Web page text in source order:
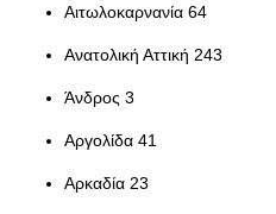
Αιτωλοκαρνανία 64
Ανατολική Αττική 243
Άνδρος 3
Αργολίδα 41
Αρκαδία 23